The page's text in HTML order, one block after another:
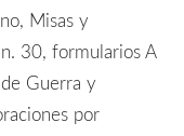
Misas y
30, formularios A
Guerra y
por